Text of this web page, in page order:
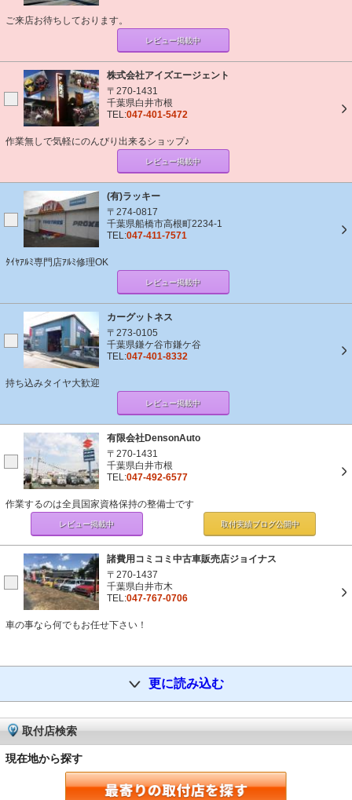
ご来店お待ちしております。
レビュー掲載中
株式会社アイズエージェント
〒270-1431
千葉県白井市根
TEL:047-401-5472
作業無しで気軽にのんびり出来るショップ♪
レビュー掲載中
(有)ラッキー
〒274-0817
千葉県船橋市高根町2234-1
TEL:047-411-7571
ﾀｲﾔｱﾙﾐ専門店ｱﾙﾐ修理OK
レビュー掲載中
カーグットネス
〒273-0105
千葉県鎌ケ谷市鎌ケ谷
TEL:047-401-8332
持ち込みタイヤ大歓迎
レビュー掲載中
有限会社DensonAuto
〒270-1431
千葉県白井市根
TEL:047-492-6577
作業するのは全員国家資格保持の整備士です
レビュー掲載中 取付実績ブログ公開中
諸費用コミコミ中古車販売店ジョイナス
〒270-1437
千葉県白井市木
TEL:047-767-0706
車の事なら何でもお任せ下さい！
更に読み込む
取付店検索
現在地から探す